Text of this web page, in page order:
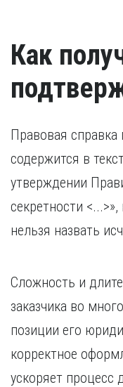
Как
Правовая
содержится в
утверждении
секретности
нельзя назвать
Сложность и
заказчика во
позиции его
корректное
ускоряет процесс